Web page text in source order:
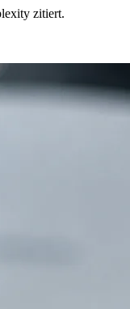
zitiert.